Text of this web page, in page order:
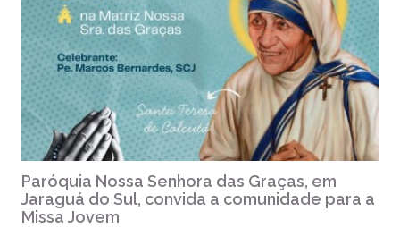
Paróquia Nossa Senhora das Graças, em
Jaraguá do Sul, convida a comunidade para a
Missa Jovem